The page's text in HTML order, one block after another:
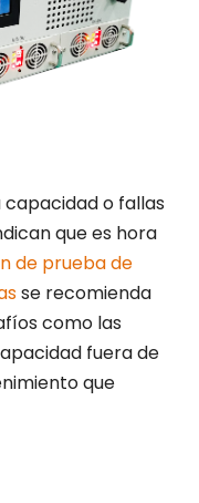
capacidad o fallas
que es hora
de prueba de
se recomienda
como las
fuera de
que